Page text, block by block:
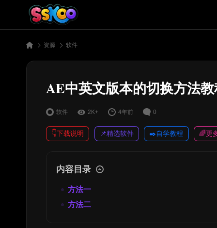
资源 软件
AE中英文版本的切换方法
软件 2K+ 4年前 0
👇下载说明 📌精选软件 ✒️自学教程 🌈更
内容目录
方法一
方法二